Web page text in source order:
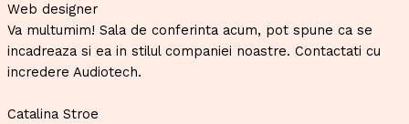
Web designer
Va multumim! Sala de conferinta acum, pot spune ca se
incadreaza si ea in stilul companiei noastre. Contactati cu
incredere Audiotech.
Catalina Stroe